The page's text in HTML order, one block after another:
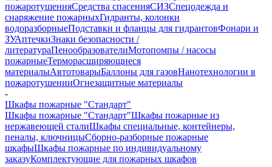
пожаротушенияСредства спасенияСИЗСпецодежда и
снаряжение пожарныхГидранты, колонки
водоразборныеПодставки и фланцы для гидрантовФонари и
ЗУАптечкиЗнаки безопасности /
литератураПенообразователиМотопомпы / насосы
пожарныеТерморасширяющиеся
материалыАвтотоварыБаллоны для газовНанотехнологии в
пожаротушенииОгнезащитные материалы
-
Шкафы пожарные "Стандарт"
Шкафы пожарные "Стандарт"Шкафы пожарные из
нержавеющей сталиШкафы специальные, контейнеры,
пеналы, ключницыСборно-разборные пожарные
шкафыШкафы пожарные по индивидуальному
заказуКомплектующие для пожарных шкафов